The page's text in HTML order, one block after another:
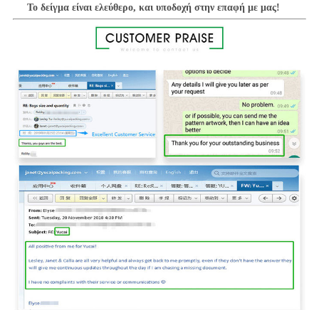
Το δείγμα είναι ελεύθερο, και υποδοχή στην επαφή με μας!